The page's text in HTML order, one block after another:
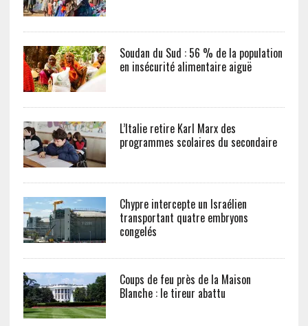
Soudan du Sud : 56 % de la population
en insécurité alimentaire aiguë
L’Italie retire Karl Marx des
programmes scolaires du secondaire
Chypre intercepte un Israélien
transportant quatre embryons
congelés
Coups de feu près de la Maison
Blanche : le tireur abattu